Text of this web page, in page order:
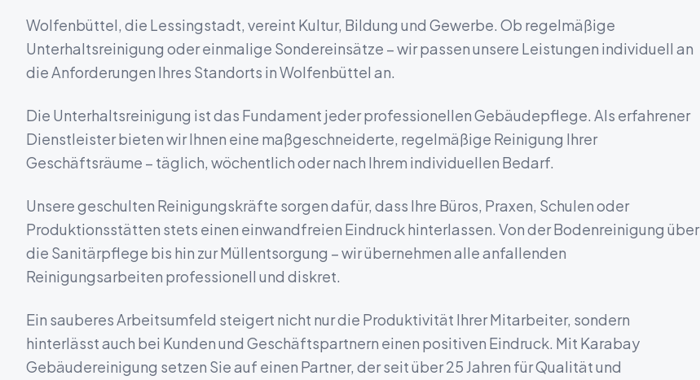
Wolfenbüttel, die Lessingstadt, vereint Kultur, Bildung und Gewerbe. Ob regelmäßige
Unterhaltsreinigung oder einmalige Sondereinsätze – wir passen unsere Leistungen individuell an
die Anforderungen Ihres Standorts inWolfenbüttel an.
Die Unterhaltsreinigung ist das Fundament jeder professionellen Gebäudepflege. Als erfahrener
Dienstleister bieten wir Ihnen eine maßgeschneiderte, regelmäßige Reinigung Ihrer
Geschäftsräume – täglich, wöchentlich oder nach Ihrem individuellen Bedarf.
Unsere geschulten Reinigungskräfte sorgen dafür, dass Ihre Büros, Praxen, Schulen oder
Produktionsstätten stets einen einwandfreien Eindruck hinterlassen. Von der Bodenreinigung über
die Sanitärpflege bis hin zur Müllentsorgung – wir übernehmen alle anfallenden
Reinigungsarbeiten professionell und diskret.
Ein sauberes Arbeitsumfeld steigert nicht nur die Produktivität Ihrer Mitarbeiter, sondern
hinterlässt auch bei Kunden und Geschäftspartnern einen positiven Eindruck. Mit Karabay
Gebäudereinigung setzen Sie auf einen Partner, der seit über 25 Jahren für Qualität und